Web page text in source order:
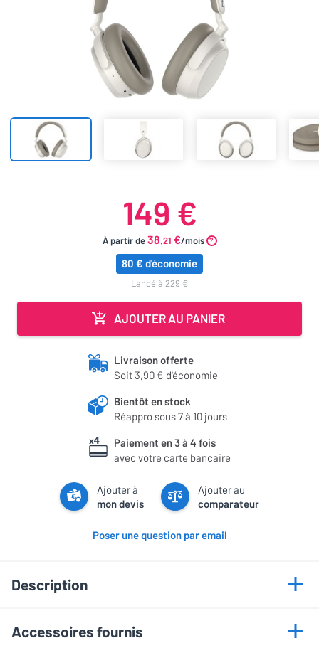
149 €
À partir de38.21 €/mois
80 € d'économie
lancé à 229 €
AJOUTER AU PANIER
Livraison offerte
Soit 3,90 € d'économie
Bientôt en stock
Réappro sous 7 à 10 jours
Paiement en 3 à 4 fois
avec votre carte bancaire
Ajouter à
mon devis
Ajouter au
comparateur
Poser une question par email
Description
Points forts
Accessoires fournis